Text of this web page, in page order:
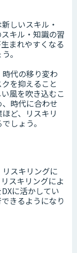
しいスキル・
キル・知識の習
まれやすくなる
。
代の移り変わ
を抑えること
風を吹き込むこ
時代に合わせ
ど、リスキリ
しょう。
スキリングに
スキリングによ
に活かしてい
きるようになり